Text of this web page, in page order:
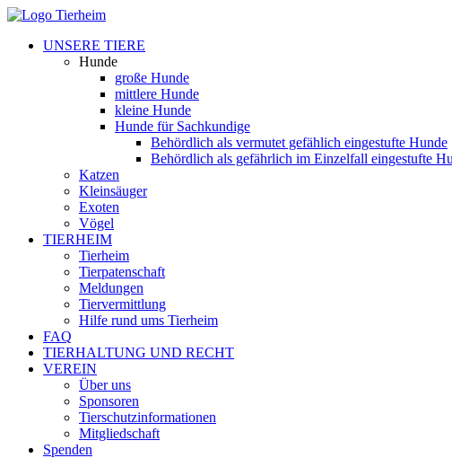
UNSERE TIERE
Hunde
große Hunde
mittlere Hunde
kleine Hunde
Hunde für Sachkundige
Behördlich als vermutet gefählich eingestufte Hunde
Behördlich als gefährlich im Einzelfall eingestufte
Katzen
Kleinsäuger
Exoten
Vögel
TIERHEIM
Tierheim
Tierpatenschaft
Meldungen
Tiervermittlung
Hilfe rund ums Tierheim
FAQ
TIERHALTUNG UND RECHT
VEREIN
Über uns
Sponsoren
Tierschutzinformationen
Mitgliedschaft
Spenden